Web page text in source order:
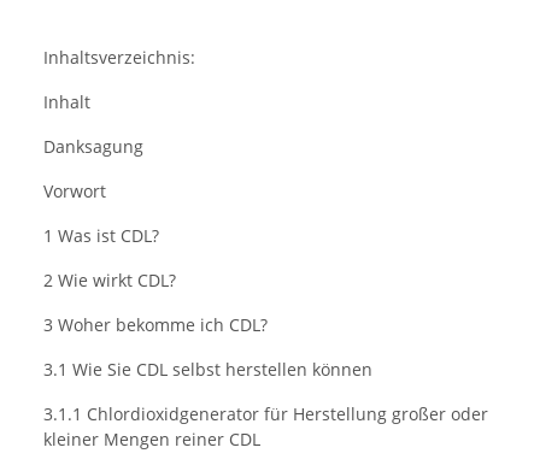
Inhaltsverzeichnis:
Inhalt
Danksagung
Vorwort
1 Was ist CDL?
2 Wie wirkt CDL?
3 Woher bekomme ich CDL?
3.1 Wie Sie CDL selbst herstellen können
3.1.1 Chlordioxidgenerator für Herstellung großer oder
kleiner Mengen reiner CDL